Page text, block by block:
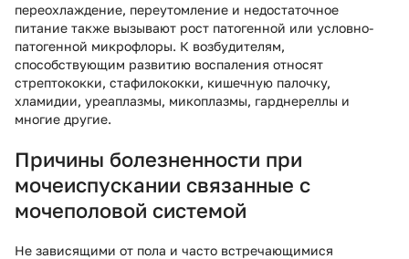
переохлаждение, переутомление и недостаточное
питание также вызывают рост патогенной или условно-
патогенной микрофлоры. К возбудителям,
способствующим развитию воспаления относят
стрептококки, стафилококки, кишечную палочку,
хламидии, уреаплазмы, микоплазмы, гарднереллы и
многие другие.
Причины болезненности при
мочеиспускании связанные с
мочеполовой системой
Не зависящими от пола и часто встречающимися